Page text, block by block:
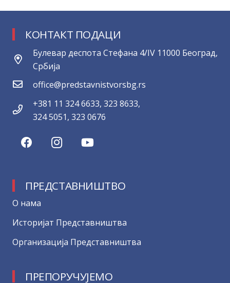
КОНТАКТ ПОДАЦИ
Булевар деспота Стефана 4/IV 11000 Београд,
Србија
office@predstavnistvorsbg.rs
+381 11 324 6633, 323 8633,
324 5051, 323 0676
ПРЕДСТАВНИШТВО
О нама
Историјат Представништва
Организација Представништва
ПРЕПОРУЧУЈЕМО